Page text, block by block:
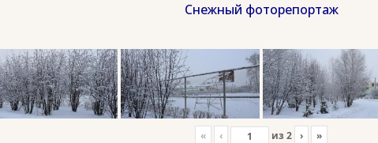
Снежный фоторепортаж
« ‹ из 2 › »